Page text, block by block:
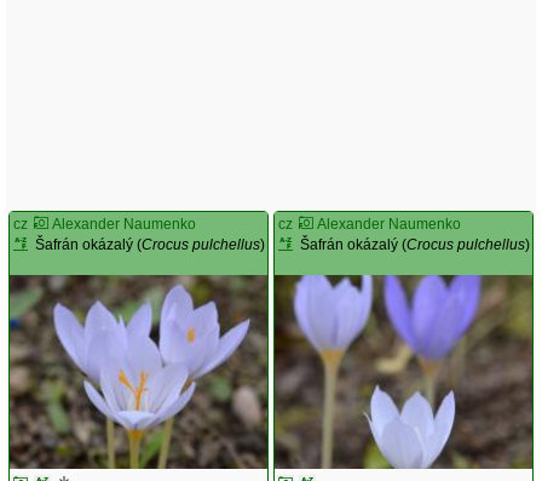
cz
Alexander Naumenko
Šafrán okázalý (Crocus pulchellus)
cz
Alexander Naumenko
Šafrán okázalý (Crocus pulchellus)